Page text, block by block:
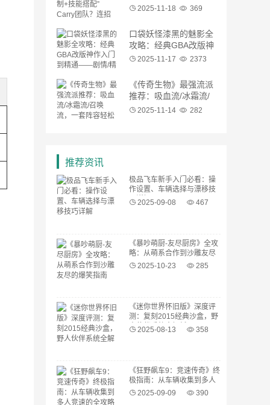
配”Carry团队？连招细
2025-11-18 369
口袋妖怪漆黑的魅影全
攻略：经典GBA改版神
作入门到精通——剧情/
2025-11-17 2373
《传奇生物》最强流派
推荐：吸血流/冰霜流/
召唤流，一套阵容轻松
2025-11-14 282
推荐资讯
极品飞车新手入门必看：操
作设置、车辆选择与漂移技
巧详解
2025-09-08 467
《暴吵萌厨-友尽厨房》全攻
略：从萌系合作到沙雕友尽
的爆笑指南——基础操作、
2025-10-23 285
《迷你世界怀旧版》深度评
测：复刻2015经典沙盒，野
人伙伴系统全解析！
2025-08-13 358
《狂野飙车9：竞速传奇》终
极指南：从车辆收集到多人
竞速的全攻略
2025-09-09 390